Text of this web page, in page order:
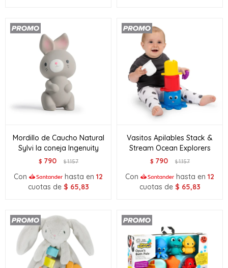
Mordillo de Caucho Natural
Sylvi la coneja Ingenuity
$ 790 $1.157
Con hasta en 12
cuotas de $ 65,83
Vasitos Apilables Stack &
Stream Ocean Explorers
$ 790 $1.157
Con hasta en 12
cuotas de $ 65,83